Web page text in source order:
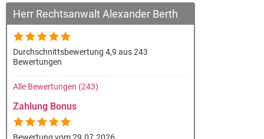
Rechtsanwaltskanzlei
BerthBewertungen
Herr Rechtsanwalt Alexander Berth
Durchschnittsbewertung 4,9 aus 243
Bewertungen
Alle Bewertungen (243)
Zahlung Bonus